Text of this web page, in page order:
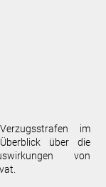
im
über die
von